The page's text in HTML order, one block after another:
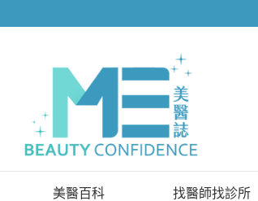
美醫百科 找醫師找診所